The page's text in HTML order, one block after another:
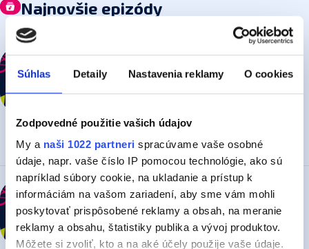
Súhlas Detaily Nastavenia reklamy O cookies
Zodpovedné použitie vašich údajov
My a naši 1022 partneri spracúvame vaše osobné
údaje, napr. vaše číslo IP pomocou technológie, ako sú
napríklad súbory cookie, na ukladanie a prístup k
informáciám na vašom zariadení, aby sme vám mohli
poskytovať prispôsobené reklamy a obsah, na meranie
reklamy a obsahu, štatistiky publika a vývoj produktov.
Môžete si zvoliť, kto a na aké účely použije vaše údaje.
Najnovšie epizódy
V tejto epi veľká chvála na slovenské triatlonistky a
hádzanárky, hodnotenie začiatku futbalovej ligy, iba
NHL is coming...
178 MAJSTER SVETA HRALFUTBAL V
MICHALOVCIACH?
Začali sa prvé kolá futbalu, Emma Zapletalová cez
víkend pokorila 20-ročný rekord, ako vyzerala F1 na
Hungaroringu a Tour de France má víťaza. Prečo Truhlík
27. 07. 2026 28:49 Zdieľať epizódu